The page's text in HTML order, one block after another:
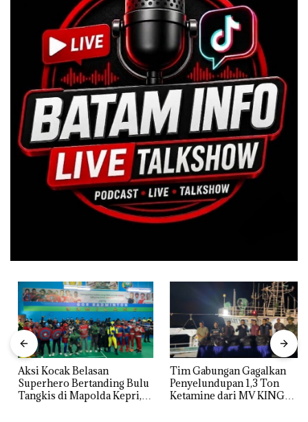
Aksi Kocak Belasan
Superhero Bertanding Bulu
Tangkis di Mapolda Kepri,
Tim Gabungan Gagalkan
Penyelundupan 1,3 Ton
Ketamine dari MV KING